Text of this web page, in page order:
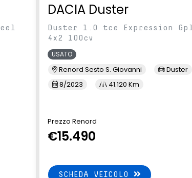
DACIA Duster
Duster 1.0 tce Expression Gpl
4x2 100cv
USATO
Renord Sesto S. Giovanni
Duster
8/2023
41.120 Km
Prezzo Renord
€15.490
SCHEDA VEICOLO